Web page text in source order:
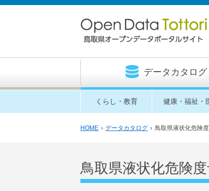
データカタログ
くらし・教育 健康・福祉・
HOME › データカタログ › 鳥取県液状化危険
鳥取県液状化危険度